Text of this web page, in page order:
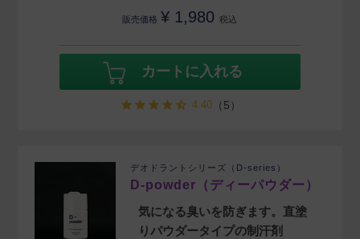
販売価格 ¥ 1,980 税込
カートに入れる
4.40（5）
デオドラントシリーズ（D-series）
D-powder（ディーパウダー）
気になる臭いを防ぎます。直塗
りパウダータイプの制汗剤